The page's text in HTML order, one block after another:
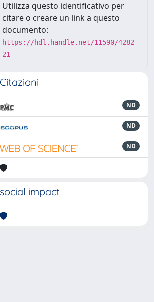
Utilizza questo identificativo per
citare o creare un link a questo
documento:
https://hdl.handle.net/11590/4282
21
Citazioni
ND
ND
ND
social impact